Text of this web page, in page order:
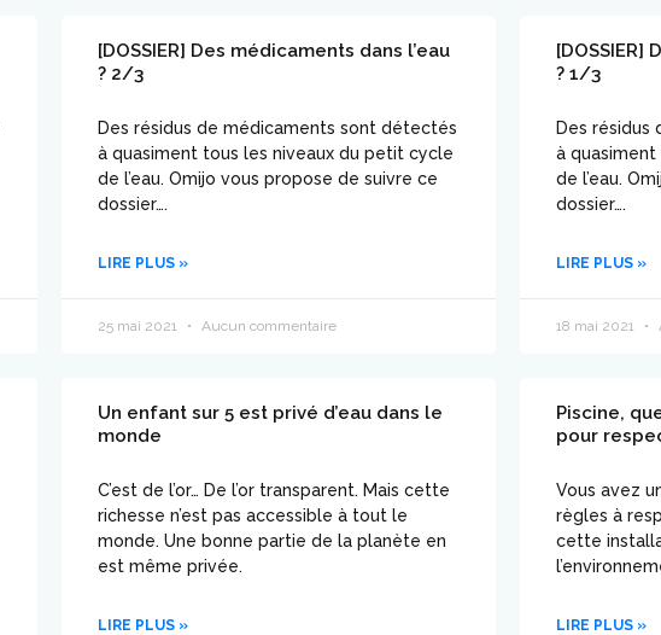
[DOSSIER] Des médicaments dans l’eau
? 2/3
Des résidus de médicaments sont détectés
à quasiment tous les niveaux du petit cycle
de l’eau. Omijo vous propose de suivre ce
dossier….
LIRE PLUS »
25 mai 2021 Aucun commentaire
[DOSSIER]
? 1/3
Des
à
de l’eau.
dossier….
LIRE PLUS »
18 mai 2021
Un enfant sur 5 est privé d’eau dans le
monde
C’est de l’or… De l’or transparent. Mais cette
richesse n’est pas accessible à tout le
monde. Une bonne partie de la planète en
est même privée.
LIRE PLUS »
Piscine,
pour
Vous avez
règles à
cette
LIRE PLUS »